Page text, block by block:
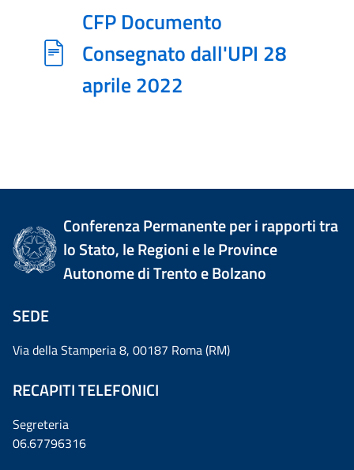
CFP Documento
Consegnato dall'UPI 28
aprile 2022
Conferenza Permanente per i rapporti tra
lo Stato, le Regioni e le Province
Autonome di Trento e Bolzano
SEDE
Via della Stamperia 8, 00187 Roma (RM)
RECAPITI TELEFONICI
Segreteria
06.67796316